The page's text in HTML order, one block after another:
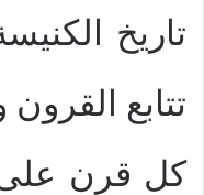
تاريخ
تتابع
كل قرن على